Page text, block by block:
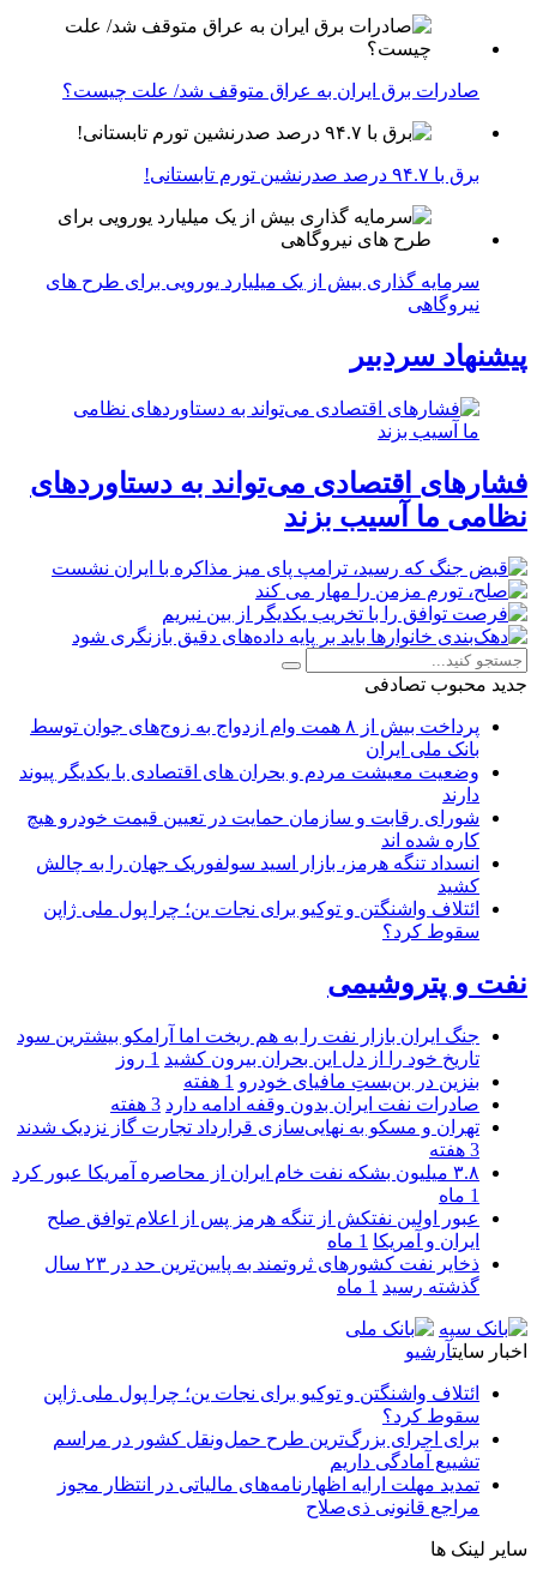
صادرات برق ایران به عراق متوقف شد/ علت چیست؟
برق با ۹۴.۷ درصد صدرنشین تورم تابستانی!
سرمایه گذاری بیش از یک میلیارد یورویی برای طرح های
نیروگاهی
پیشنهاد سردبیر
فشارهای اقتصادی می‌تواند به دستاوردهای
نظامی ما آسیب بزند
جدید محبوب تصادفی
پرداخت بیش از ۸ همت وام ازدواج به زوج‌های جوان توسط
بانک ملی ایران
وضعیت معیشت مردم و بحران های اقتصادی با یکدیگر پیوند
دارند
شورای رقابت و سازمان حمایت در تعیین قیمت خودرو هیچ
کاره شده اند
انسداد تنگه هرمز، بازار اسید سولفوریک جهان را به چالش
کشید
ائتلاف واشنگتن و توکیو برای نجات ین؛ چرا پول ملی ژاپن
سقوط کرد؟
نفت و پتروشیمی
جنگ ایران بازار نفت را به هم ریخت اما آرامکو بیشترین سود
تاریخ خود را از دل این بحران بیرون کشید 1 روز
بنزین در بن‌بستِ مافیای خودرو 1 هفته
صادرات نفت ایران بدون وقفه ادامه دارد 3 هفته
تهران و مسکو به نهایی‌سازی قرارداد تجارت گاز نزدیک شدند
3 هفته
۳.۸ میلیون بشکه نفت خام ایران از محاصره آمریکا عبور کرد
1 ماه
عبور اولین نفتکش از تنگه هرمز پس از اعلام توافق صلح
ایران و آمریکا 1 ماه
ذخایر نفت کشورهای ثروتمند به پایین‌ترین حد در ۲۳ سال
گذشته رسید 1 ماه
اخبار سایتآرشیو
ائتلاف واشنگتن و توکیو برای نجات ین؛ چرا پول ملی ژاپن
سقوط کرد؟
برای اجرای بزرگ‌ترین طرح حمل‌ونقل کشور در مراسم
تشییع آمادگی داریم
تمدید مهلت ارایه اظهارنامه‌های مالیاتی در انتظار مجوز
مراجع قانونی ذی‌‏صلاح
سایر لینک ها